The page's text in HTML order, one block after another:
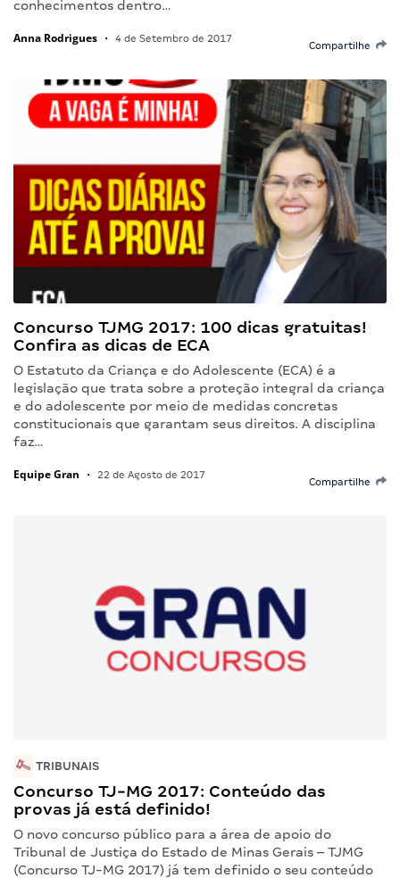
conhecimentos dentro…
Anna Rodrigues • 4 de Setembro de 2017
Compartilhe
Concurso TJMG 2017: 100 dicas gratuitas!
Confira as dicas de ECA
O Estatuto da Criança e do Adolescente (ECA) é a
legislação que trata sobre a proteção integral da criança
e do adolescente por meio de medidas concretas
constitucionais que garantam seus direitos. A disciplina
faz…
Equipe Gran • 22 de Agosto de 2017
Compartilhe
TRIBUNAIS
Concurso TJ-MG 2017: Conteúdo das
provas já está definido!
O novo concurso público para a área de apoio do
Tribunal de Justiça do Estado de Minas Gerais – TJMG
(Concurso TJ-MG 2017) já tem definido o seu conteúdo